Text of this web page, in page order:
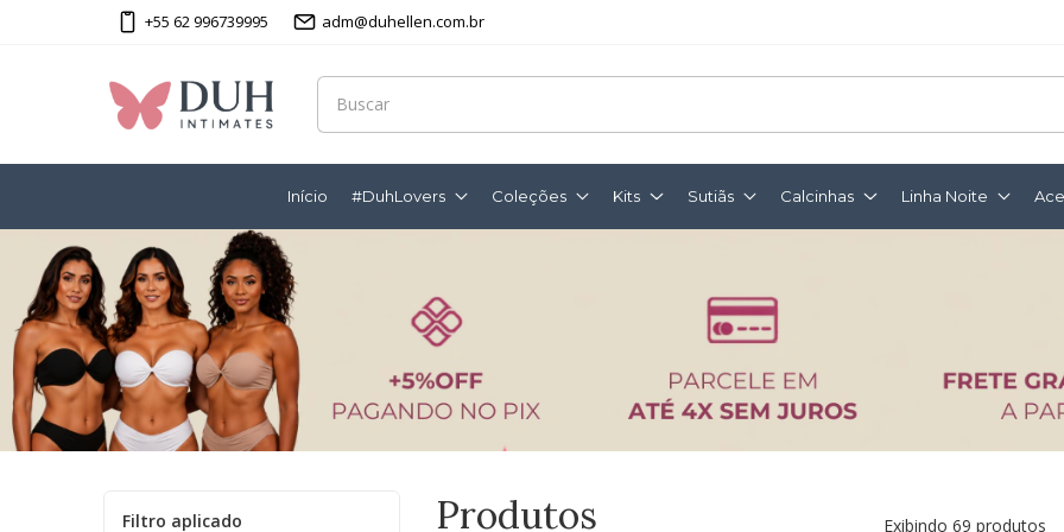
+55 62 996739995 adm@duhellen.com.br
Início #DuhLovers Coleções Kits Sutiãs Calcinhas Linha Noite
Filtro aplicado Produtos Exibindo 69 produtos